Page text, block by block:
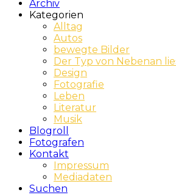
Archiv
Kategorien
Alltag
Autos
bewegte Bilder
Der Typ von Nebenan
Design
Fotografie
Leben
Literatur
Musik
Blogroll
Fotografen
Kontakt
Impressum
Mediadaten
Suchen